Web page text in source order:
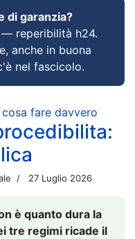
di garanzia?
— reperibilità h24.
anche in buona
nel fascicolo.
fare davvero
27 Luglio 2026
è quanto dura la
tre regimi ricade il